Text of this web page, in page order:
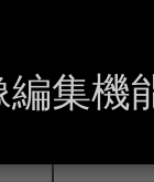
編集機